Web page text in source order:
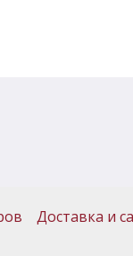
Доставка и